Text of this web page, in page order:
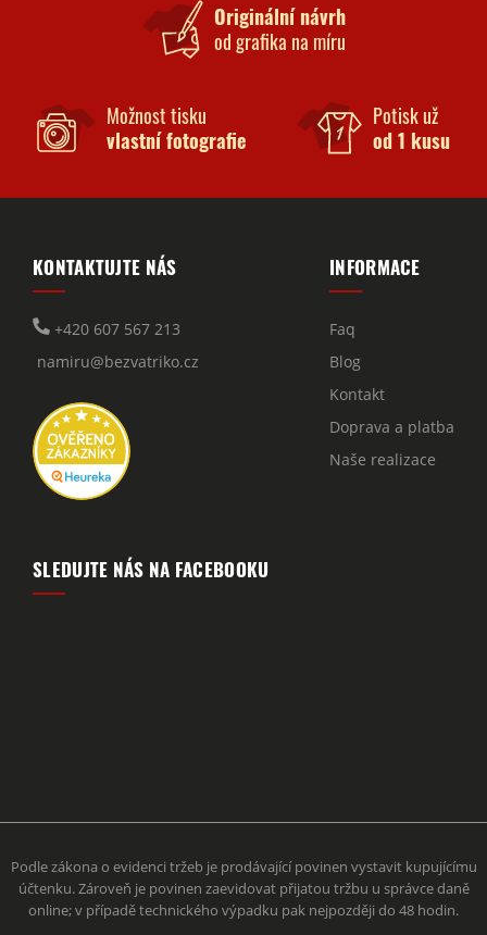
Originální návrh
od grafika na míru
Možnost tisku
vlastní fotografie
Potisk už
od 1 kusu
KONTAKTUJTE NÁS
+420 607 567 213
namiru@bezvatriko.cz
INFORMACE
Faq
Blog
Kontakt
Doprava a platba
Naše realizace
SLEDUJTE NÁS NA FACEBOOKU
Podle zákona o evidenci tržeb je prodávající povinen vystavit kupujícímu
účtenku. Zároveň je povinen zaevidovat přijatou tržbu u správce daně
online; v případě technického výpadku pak nejpozději do 48 hodin.